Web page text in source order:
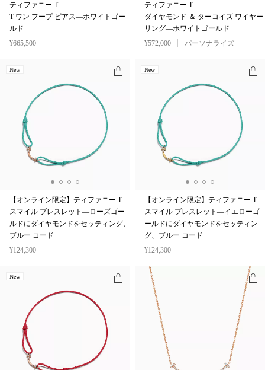
ティファニー T
T ワン フープ ピアス—ホワイトゴー
ルド
¥665,500
ティファニー T
ダイヤモンド ＆ ターコイズ ワイヤー
リング—ホワイトゴールド
¥572,000
パーソナライズ
New
【オンライン限定】ティファニー T
スマイル ブレスレット—ローズゴー
ルドにダイヤモンドをセッティング、
ブルー コード
¥124,300
New
【オンライン限定】ティファニー T
スマイル ブレスレット—イエローゴ
ールドにダイヤモンドをセッティン
グ、ブルー コード
¥124,300
New